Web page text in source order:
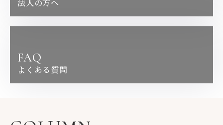
法人の方へ
FAQ
よくある質問